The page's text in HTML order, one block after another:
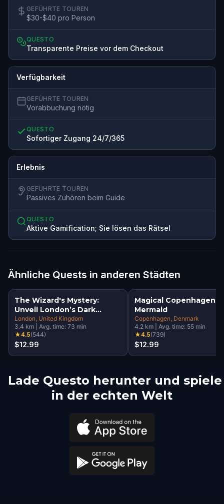
GEFÜHRTE TOUREN
$30-$40 pro Person
QUESTO
Transparente Preise vor dem Checkout
Verfügbarkeit
GEFÜHRTE TOUREN
Vorabbuchung nötig
QUESTO
Sofortiger Zugang 24/7/365
Erlebnis
GEFÜHRTE TOUREN
Passives Zuhören beim Guide
QUESTO
Aktive Gamification; Sie lösen das Rätsel
Ähnliche Quests in anderen Städten
The Wizard's Mystery:
Unveil London’s Dark
Secrets Escape Game
London , United Kingdom
3.4 km Avg. time: 73 min
★4.5(544)
$12.99
Magical Copenhagen:
Mermaid
Copenhagen , Denmark
4.2 km Avg. time: 55 min
★4.5(739)
$12.99
Lade Questo herunter und spiele
in der echten Welt